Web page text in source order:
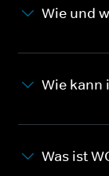
Wie und
Wie kann
Was ist